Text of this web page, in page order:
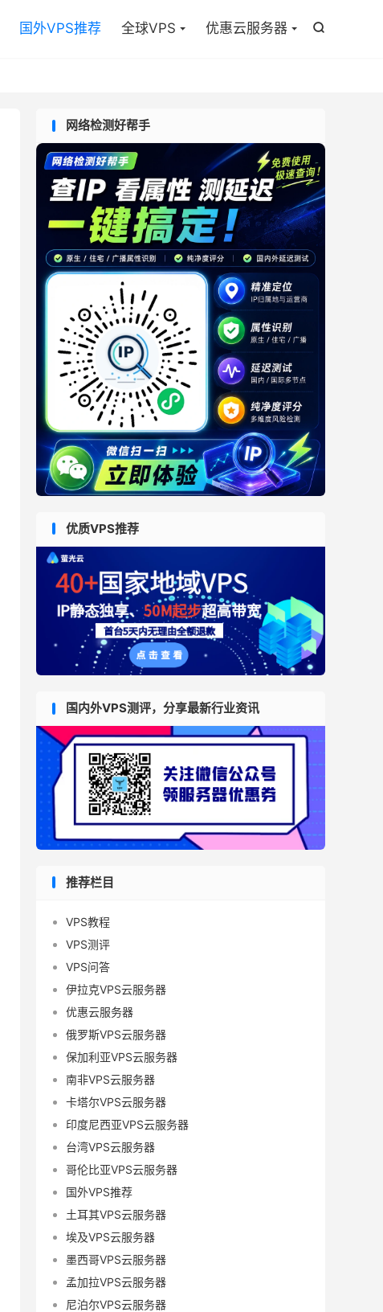

国外VPS推荐 全球VPS 优惠云服务器
网络检测好帮手
优质VPS推荐
国内外VPS测评，分享最新行业资讯
推荐栏目
VPS教程
VPS测评
VPS问答
伊拉克VPS云服务器
优惠云服务器
俄罗斯VPS云服务器
保加利亚VPS云服务器
南非VPS云服务器
卡塔尔VPS云服务器
印度尼西亚VPS云服务器
台湾VPS云服务器
哥伦比亚VPS云服务器
国外VPS推荐
土耳其VPS云服务器
埃及VPS云服务器
墨西哥VPS云服务器
孟加拉VPS云服务器
尼泊尔VPS云服务器